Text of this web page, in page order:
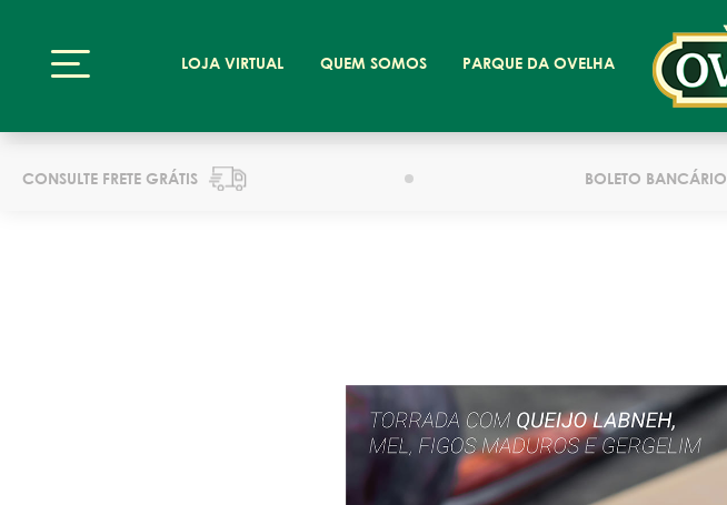
LOJA VIRTUAL QUEM SOMOS PARQUE DA OVELHA
CONSULTE FRETE GRÁTIS BOLETO BANCÁRIO